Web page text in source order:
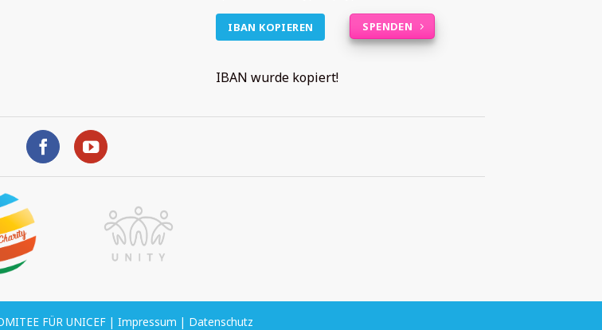
IBAN KOPIEREN
IBAN wurde kopiert!
SPENDEN
FÜR UNICEF | Impressum | Datenschutz